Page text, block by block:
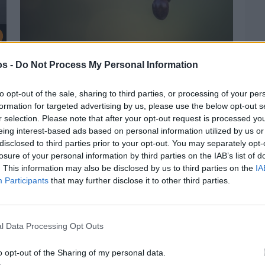
- Do Not Process My Personal Information
opt-out of the sale, sharing to third parties, or processing of your
for targeted advertising by us, please use the below opt-out
selection. Please note that after your opt-out request is processed
interest-based ads based on personal information utilized by us
to third parties prior to your opt-out. You may separately
of your personal information by third parties on the IAB’s list of
This information may also be disclosed by us to third parties on the
Participants that may further disclose it to other third parties.
Data Processing Opt Outs
opt-out of the Sharing of my personal data.
Ελαιοκομικό Μητρώο: Ξεκινά η
Χίο